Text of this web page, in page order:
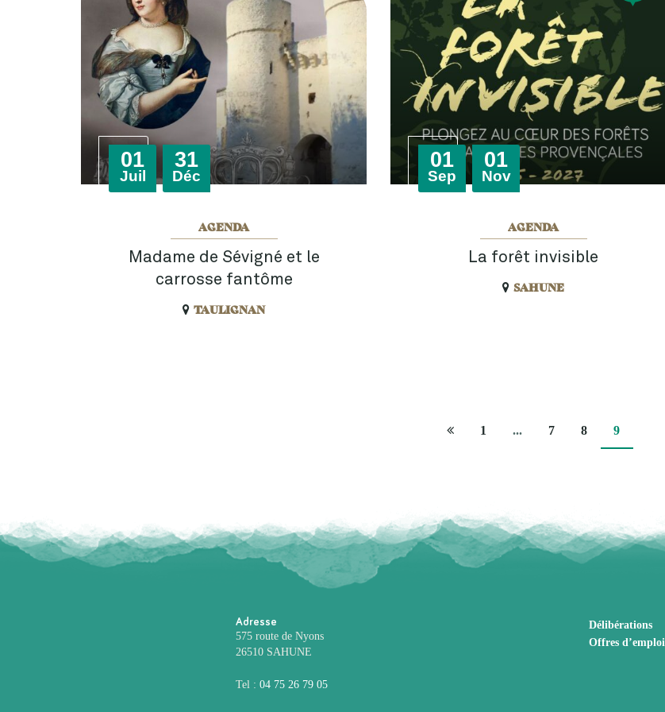
Du01
Juillet
31
Déc embre
AGENDA
Madame de Sévigné et le
carrosse fantôme
TAULIGNAN
Du01
Sep tembre
01
Novembre
AGENDA
La forêt invisible
SAHUNE
Page
1 ... 7 8 9
Adresse
575 route de Nyons
26510 SAHUNE
Tel : 04 75 26 79 05
Délibérations
Offres d’emploi